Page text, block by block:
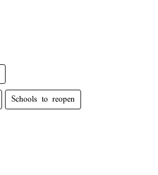
Schools to reopen